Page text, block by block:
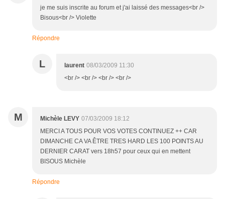
je me suis inscrite au forum et j'ai laissé des messages<br />
Bisous<br /> Violette
Répondre
L laurent 08/03/2009 11:30
<br /> <br /> <br /> <br />
M Michèle LEVY 07/03/2009 18:12
MERCI A TOUS POUR VOS VOTES CONTINUEZ ++ CAR
DIMANCHE CA VA ÊTRE TRES HARD LES 100 POINTS AU
DERNIER CARAT vers 18h57 pour ceux qui en mettent
BISOUS Michèle
Répondre